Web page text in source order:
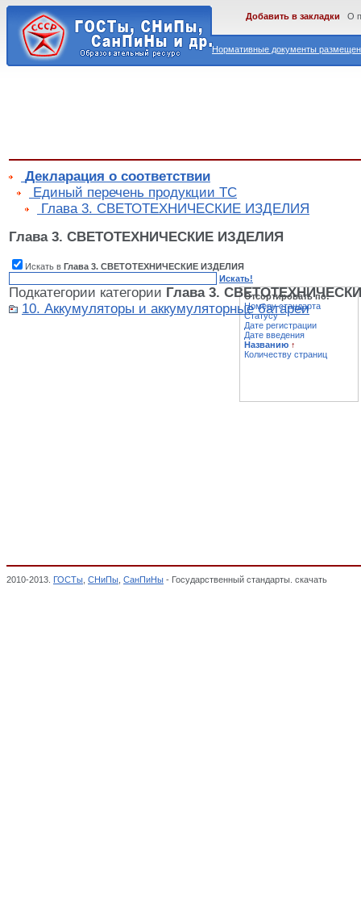
Нормативные документы
Добавить в закладки О
Декларация о соответствии
Единый перечень продукции ТС
Глава 3. СВЕТОТЕХНИЧЕСКИЕ ИЗДЕЛИЯ
Глава 3. СВЕТОТЕХНИЧЕСКИЕ ИЗДЕЛИЯ
Искать в Глава 3. СВЕТОТЕХНИЧЕСКИЕ ИЗДЕЛИЯ
Искать!
Подкатегории категории Глава 3.
10. Аккумуляторы и аккумуляторные батареи
Отсортировать по:
Номеру стандарта
Статусу
Дате регистрации
Дате введения
Названию ↑
Количеству страниц
2010-2013. ГОСТы СНиПы СанПиНы - Государственный стандарты. скачать